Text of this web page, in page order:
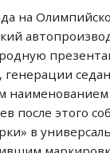
на
генерации
наименованием
после этого
в